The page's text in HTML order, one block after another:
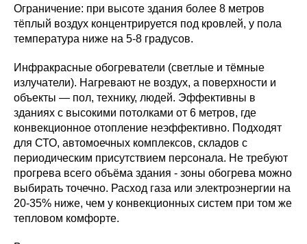
Ограничение: при высоте здания более 8 метров
тёплый воздух концентрируется под кровлей, у пола
температура ниже на 5-8 градусов.
Инфракрасные обогреватели (светлые и тёмные
излучатели). Нагревают не воздух, а поверхности и
объекты — пол, технику, людей. Эффективны в
зданиях с высокими потолками от 6 метров, где
конвекционное отопление неэффективно. Подходят
для СТО, автомоечных комплексов, складов с
периодическим присутствием персонала. Не требуют
прогрева всего объёма здания - зоны обогрева можно
выбирать точечно. Расход газа или электроэнергии на
20-35% ниже, чем у конвекционных систем при том же
тепловом комфорте.